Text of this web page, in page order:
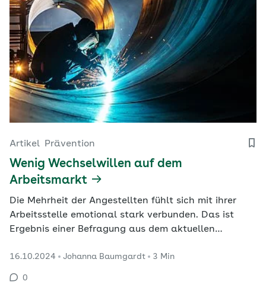
Artikel Prävention
Wenig Wechselwillen auf dem
Arbeitsmarkt
Die Mehrheit der Angestellten fühlt sich mit ihrer
Arbeitsstelle emotional stark verbunden. Das ist
Ergebnis einer Befragung aus dem aktuellen
Bindung tun.
16.10.2024 Johanna Baumgardt 3 Min
0